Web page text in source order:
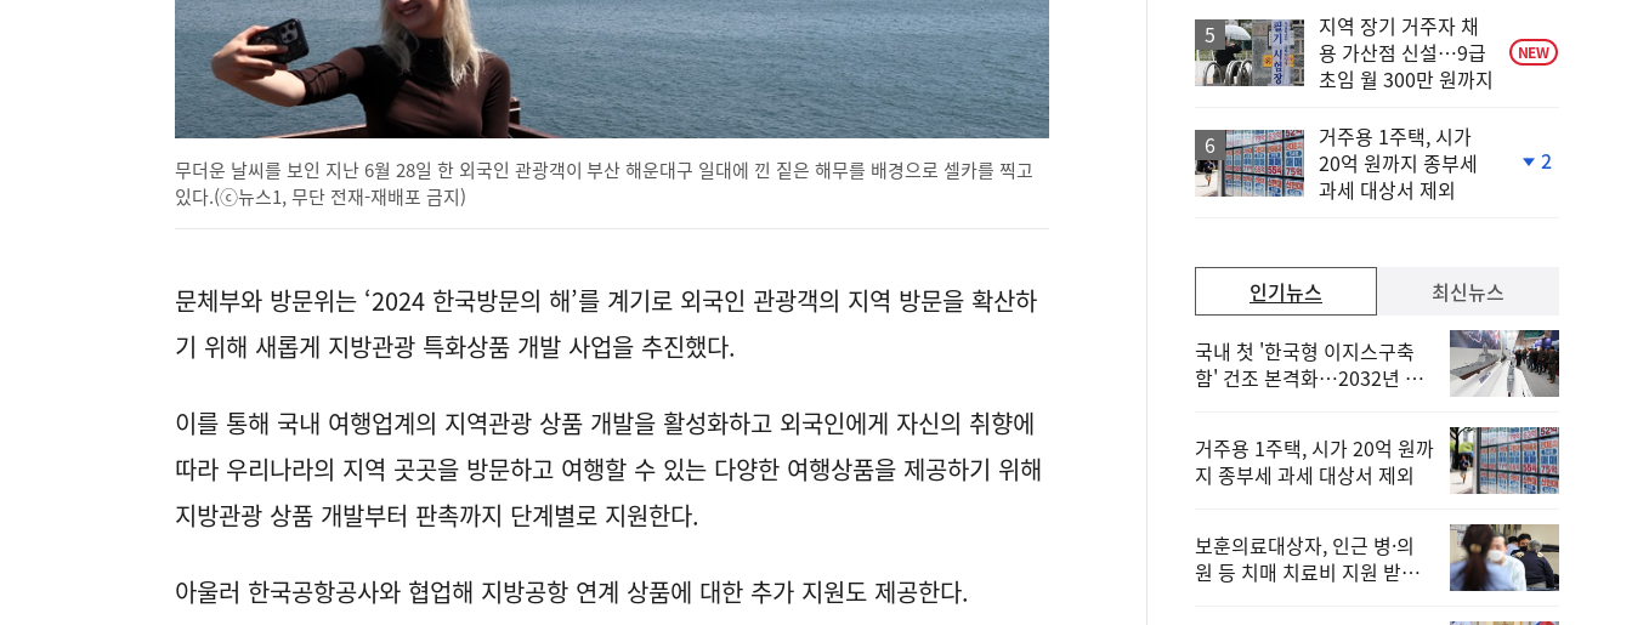
무더운 날씨를 보인 지난 6월 28일 한 외국인 관광객이 부산 해운대구 일대에 낀 짙은 해무를 배경으로 셀카를 찍고
있다.(ⓒ뉴스1, 무단 전재-재배포 금지)
문체부와 방문위는 ‘2024 한국방문의 해’를 계기로 외국인 관광객의 지역 방문을 확산하
기 위해 새롭게 지방관광 특화상품 개발 사업을 추진했다.
이를 통해 국내 여행업계의 지역관광 상품 개발을 활성화하고 외국인에게 자신의 취향에
따라 우리나라의 지역 곳곳을 방문하고 여행할 수 있는 다양한 여행상품을 제공하기 위해
지방관광 상품 개발부터 판촉까지 단계별로 지원한다.
아울러 한국공항공사와 협업해 지방공항 연계 상품에 대한 추가 지원도 제공한다.
지역 장기 거주자 채
용 가산점 신설…9급
초임 월 300만 원까지
NEW
거주용 1주택, 시가
20억 원까지 종부세
과세 대상서 제외
2
인기뉴스
국내 첫 '한국형 이지스구축
함' 건조 본격화…2032년 해
거주용 1주택, 시가 20억 원까
지 종부세 과세 대상서 제외
보훈의료대상자, 인근 병·의
원 등 치매 치료비 지원 받을
최신뉴스